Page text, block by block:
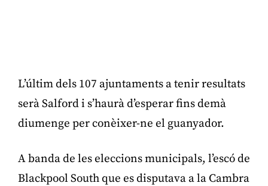
L’últim dels 107 ajuntaments a tenir resultats
serà Salford i s’haurà d’esperar fins demà
diumenge per conèixer-ne el guanyador.
A banda de les eleccions municipals, l’escó de
Blackpool South que es disputava a la Cambra